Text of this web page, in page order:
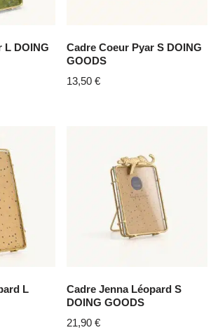
L DOING
Cadre Coeur Pyar S DOING
GOODS
13,50€
L
Cadre Jenna Léopard S
DOING GOODS
21,90€